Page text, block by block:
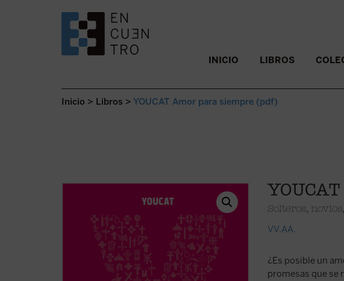
SALTAR AL CONTENIDO. INICIO LIBROS
Inicio > Libros > YOUCAT Amor para siempre (pdf)
Solteros,
VV.AA.
¿Es posible un
promesas que se